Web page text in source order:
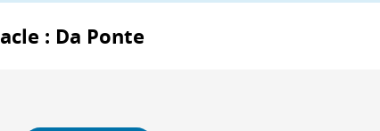
: Da Ponte